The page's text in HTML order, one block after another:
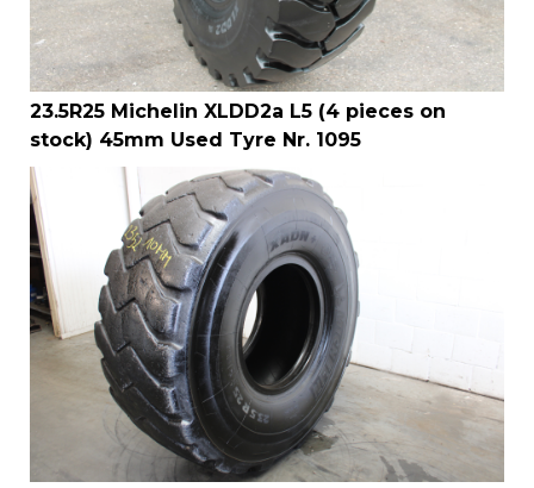
23.5R25 Michelin XLDD2a L5 (4 pieces on
stock) 45mm Used Tyre Nr. 1095